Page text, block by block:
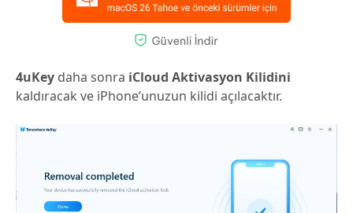
4uKey daha sonra iCloud Aktivasyon Kilidini
kaldıracak ve iPhone’unuzun kilidi açılacaktır.